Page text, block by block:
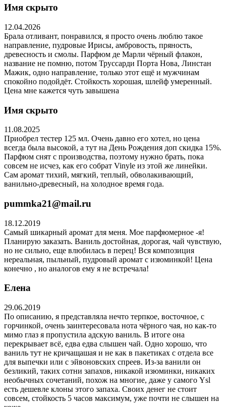
Имя скрыто
12.04.2026
Брала отливант, понравился, я просто очень люблю такое
направление, пудровые Ирисы, амбровость, пряность,
древесность и смолы. Парфюм де Марли чёрный флакон,
название не помню, потом Труссарди Порта Нова, Линстан
Мажик, одно направление, только этот ещё и мужчинам
спокойно подойдёт. Стойкость хорошая, шлейф умеренный.
Цена мне кажется чуть завышена
Имя скрыто
11.08.2025
Приобрел тестер 125 мл. Очень давно его хотел, но цена
всегда была высокой, а тут на День Рождения доп скидка 15%.
Парфюм снят с производства, поэтому нужно брать, пока
совсем не исчез, как его собрат Vinyle из этой же линейки.
Сам аромат тихий, мягкий, теплый, обволакивающий,
ванильно-древесный, на холодное время года.
pummka21@mail.ru
18.12.2019
Самый шикарный аромат для меня. Мое парфюмерное -я!
Планирую заказать. Ваниль достойная, дорогая, чай чувствую,
но не сильно, еще влюбилась в перец! Вся композиция
нереальная, пыльный, пудровый аромат с изюминкой! Цена
конечно , но аналогов ему я не встречала!
Елена
29.06.2019
По описанию, я представляла нечто терпкое, восточное, с
горчинкой, очень заинтересовала нота чёрного чая, но как-то
мимо глаз я пропустила адскую ваниль. В итоге она
перекрывает всё, едва едва слышен чай. Одно хорошо, что
ваниль тут не кричащашая и не как в пакетиках с отдела все
для выпечки или с эйвоновских спреев. Из-за ванили он
безликий, таких сотни запахов, никакой изюминки, никаких
необычных сочетаний, похож на многие, даже у самого Ysl
есть дешевле клоны этого запаха. Своих денег не стоит
совсем, стойкость 5 часов максимум, уже почти не слышен на